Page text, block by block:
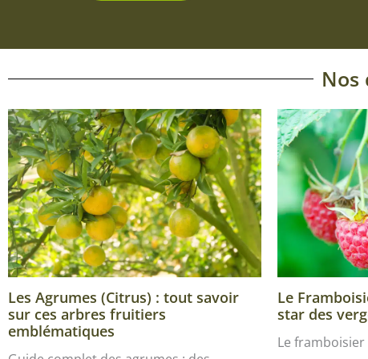
Nos
Les Agrumes (Citrus) : tout savoir
sur ces arbres fruitiers
emblématiques
Le
star des
Le